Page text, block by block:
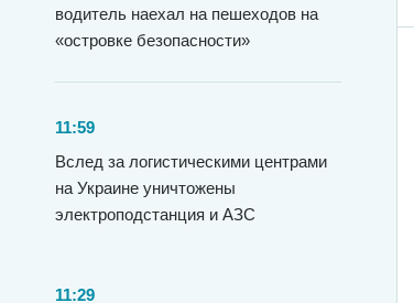
водитель наехал на пешеходов на
«островке безопасности»
11:59
Вслед за логистическими центрами
на Украине уничтожены
электроподстанция и АЗС
11:29